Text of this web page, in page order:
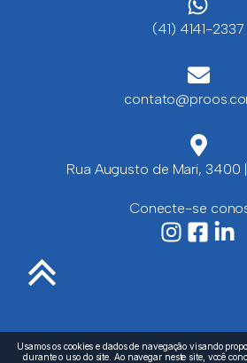
(41) 4141-2337
Rua Augusto de Mari, 3400
Conecte-se
Usamos os cookies e dados de navegação visando
durante o uso do site. Ao navegar neste site, você